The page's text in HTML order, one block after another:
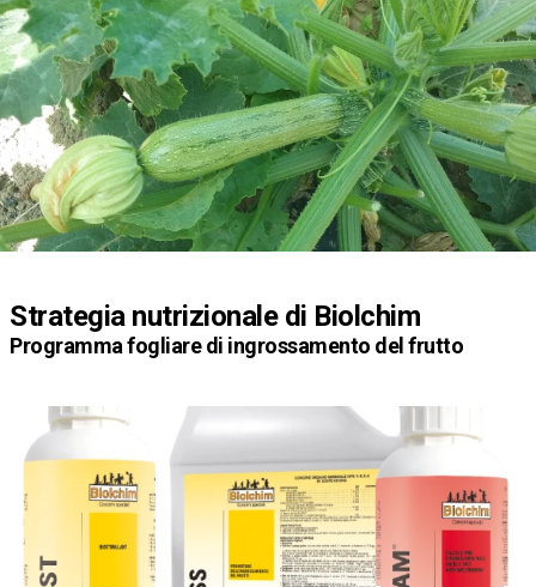
Strategia nutrizionale di Biolchim
Programma fogliare di ingrossamento del frutto